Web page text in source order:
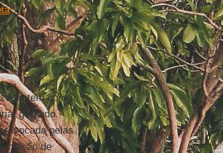
”,
tem como
gerando
pelas
de